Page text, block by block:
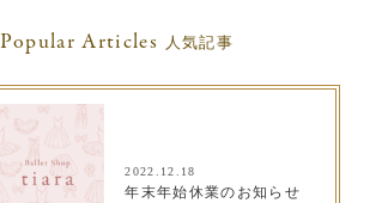
Popular Articles 人気記事
2022.12.18
年末年始休業のお知らせ